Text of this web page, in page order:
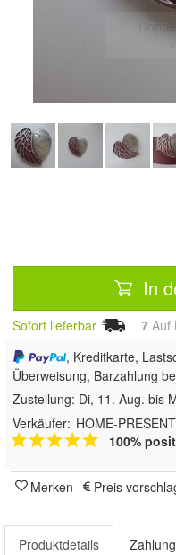
In
Sofort lieferbar 7 Auf
, Kreditkarte,
Überweisung, Barzahlung
Zustellung: Di, 11. Aug. bis
Verkäufer: HOME-
100%
Merken Preis
Produktdetails